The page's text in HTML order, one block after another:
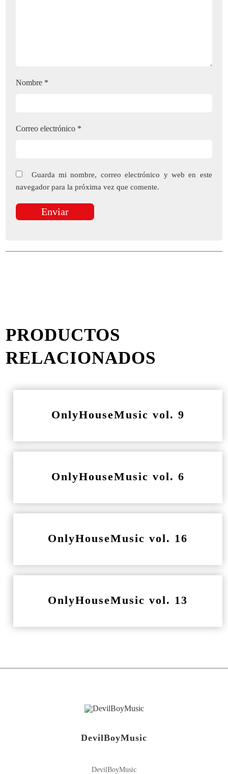
Nombre *
Correo electrónico *
Guarda mi nombre, correo electrónico y web en este
navegador para la próxima vez que comente.
PRODUCTOS
RELACIONADOS
OnlyHouseMusic vol. 9
OnlyHouseMusic vol. 6
OnlyHouseMusic vol. 16
OnlyHouseMusic vol. 13
DevilBoyMusic
DevilBoyMusic